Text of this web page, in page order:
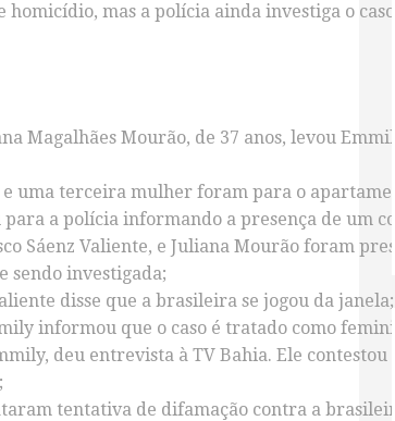
mas a polícia ainda investiga o
Magalhães Mourão, de 37 anos, levou
uma terceira mulher foram para o
a polícia informando a presença de um
Sáenz Valiente, e Juliana Mourão foram
sendo investigada;
disse que a brasileira se jogou da janela;
informou que o caso é tratado como
deu entrevista à TV Bahia. Ele contestou
tentativa de difamação contra a